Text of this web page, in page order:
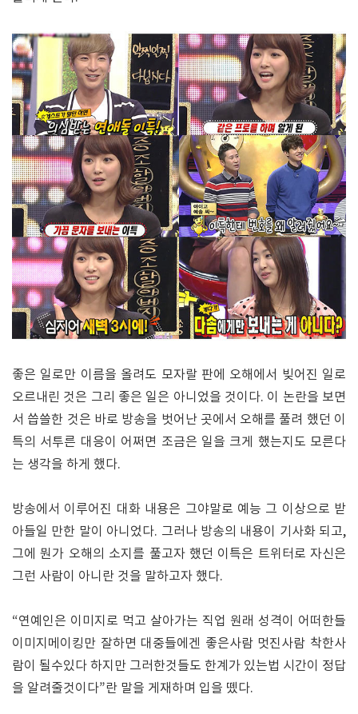
좋은 일로만 이름을 올려도 모자랄 판에 오해에서 빚어진 일로
오르내린 것은 그리 좋은 일은 아니었을 것이다. 이 논란을 보면
서 씁쓸한 것은 바로 방송을 벗어난 곳에서 오해를 풀려 했던 이
특의 서투른 대응이 어쩌면 조금은 일을 크게 했는지도 모른다
는 생각을 하게 했다.
방송에서 이루어진 대화 내용은 그야말로 예능 그 이상으로 받
아들일 만한 말이 아니었다. 그러나 방송의 내용이 기사화 되고,
그에 뭔가 오해의 소지를 풀고자 했던 이특은 트위터로 자신은
그런 사람이 아니란 것을 말하고자 했다.
“연예인은 이미지로 먹고 살아가는 직업 원래 성격이 어떠한들
이미지메이킹만 잘하면 대중들에겐 좋은사람 멋진사람 착한사
람이 될수있다 하지만 그러한것들도 한계가 있는법 시간이 정답
을 알려줄것이다”란 말을 게재하며 입을 뗐다.